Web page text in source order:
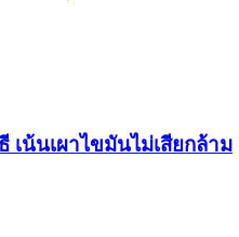
เน้นเผาไขมันไม่เสียกล้าม